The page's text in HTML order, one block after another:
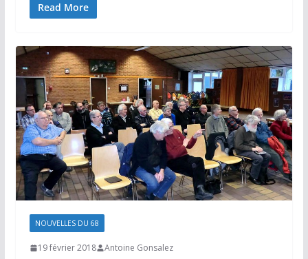
Read More
NOUVELLES DU 68
19 février 2018 Antoine Gonsalez